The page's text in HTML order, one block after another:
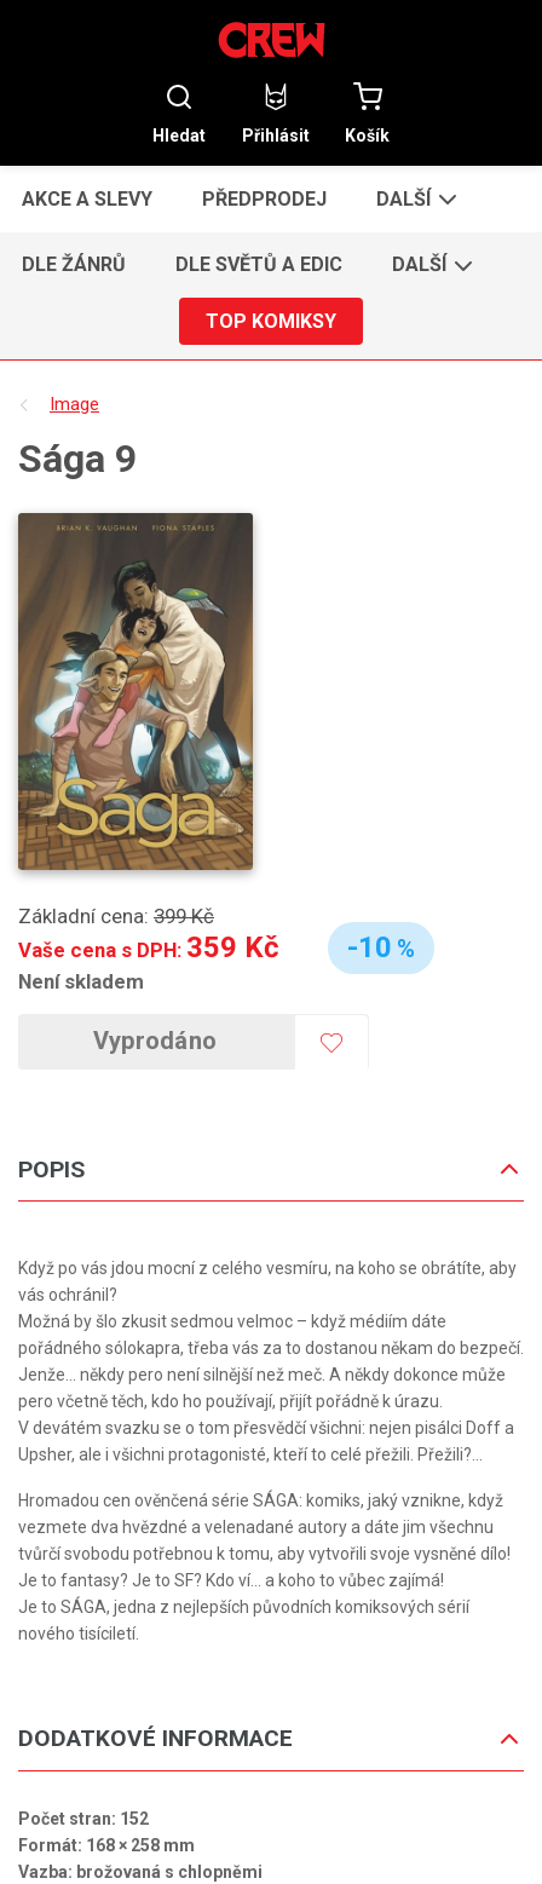
Hledat Přihlásit Košík
AKCE A SLEVY PŘEDPRODEJ DALŠÍ
DLE ŽÁNRŮ DLE SVĚTŮ A EDIC DALŠÍ
TOP KOMIKSY
Image
Sága 9
Základní cena: 399 Kč
Vaše cena s DPH: 359 Kč
Není skladem
-10 %
Vyprodáno
POPIS
Když po vás jdou mocní z celého vesmíru, na koho se obrátíte, aby
vás ochránil?
Možná by šlo zkusit sedmou velmoc – když médiím dáte
pořádného sólokapra, třeba vás za to dostanou někam do bezpečí.
Jenže… někdy pero není silnější než meč. A někdy dokonce může
pero včetně těch, kdo ho používají, přijít pořádně k úrazu.
V devátém svazku se o tom přesvědčí všichni: nejen pisálci Doff a
Upsher, ale i všichni protagonisté, kteří to celé přežili. Přežili?…
Hromadou cen ověnčená série SÁGA: komiks, jaký vznikne, když
vezmete dva hvězdné a velenadané autory a dáte jim všechnu
tvůrčí svobodu potřebnou k tomu, aby vytvořili svoje vysněné dílo!
Je to fantasy? Je to SF? Kdo ví… a koho to vůbec zajímá!
Je to SÁGA, jedna z nejlepších původních komiksových sérií
nového tisíciletí.
DODATKOVÉ INFORMACE
Počet stran: 152
Formát: 168 × 258 mm
Vazba: brožovaná s chlopněmi